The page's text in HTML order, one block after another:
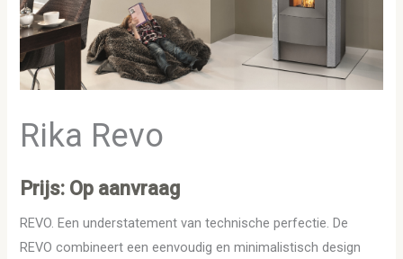
Rika Revo
Prijs: Op aanvraag
REVO. Een understatement van technische perfectie. De
REVO combineert een eenvoudig en minimalistisch design